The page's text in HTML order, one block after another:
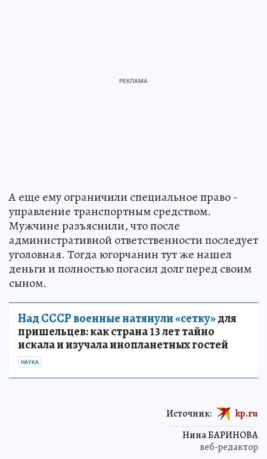
А еще ему ограничили специальное право -
управление транспортным средством.
Мужчине разъяснили, что после
административной ответственности последует
уголовная. Тогда югорчанин тут же нашел
деньги и полностью погасил долг перед своим
сыном.
Над СССР военные натянули «сетку»для
пришельцев: как страна 13 лет тайно
искала и изучала инопланетных гостей
НАУКА
Нина БАРИНОВА
веб-редактор
Источник: kp.ru